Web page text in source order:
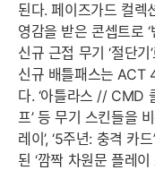
된다. 페이즈가드 컬렉
영감을 받은 콘셉트로 ‘
신규 근접 무기 ‘절단기
신규 배틀패스는 ACT
다. ‘아틀라스 // CMD
프’ 등 무기 스킨들을
레이’, ‘5주년: 충격 카
된 ‘깜짝 차원문 플레